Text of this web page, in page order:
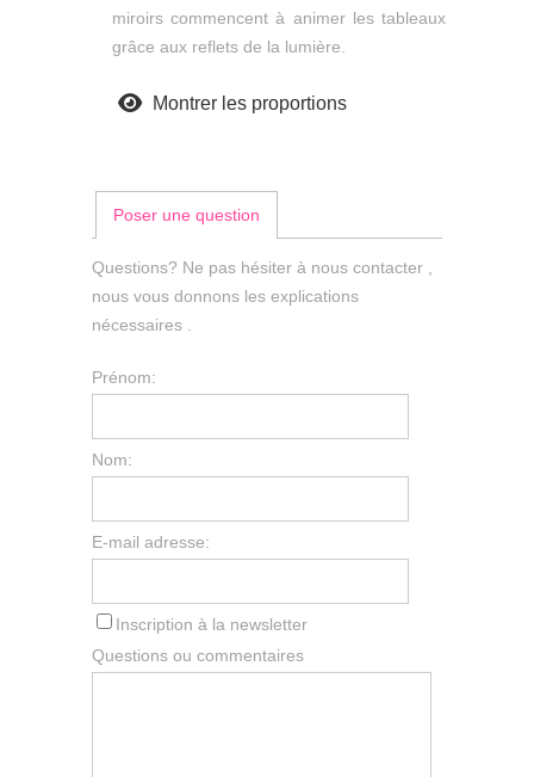
miroirs commencent à animer les tableaux
grâce aux reflets de la lumière.
Montrer les proportions
Poser une question
Questions? Ne pas hésiter à nous contacter ,
nous vous donnons les explications
nécessaires .
Prénom:
Nom:
E-mail adresse:
Inscription à la newsletter
Questions ou commentaires